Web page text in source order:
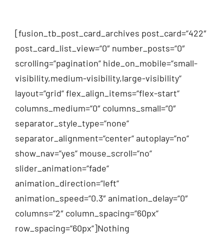
[fusion_tb_post_card_archives post_card=“422″
post_card_list_view=“0″ number_posts=“0″
scrolling=“pagination“ hide_on_mobile=“small-
visibility,medium-visibility,large-visibility“
layout=“grid“ flex_align_items=“flex-start“
columns_medium=“0″ columns_small=“0″
separator_style_type=“none“
separator_alignment=“center“ autoplay=“no“
show_nav=“yes“ mouse_scroll=“no“
slider_animation=“fade“
animation_direction=“left“
animation_speed=“0.3″ animation_delay=“0″
columns=“2″ column_spacing=“60px“
row_spacing=“60px“]Nothing